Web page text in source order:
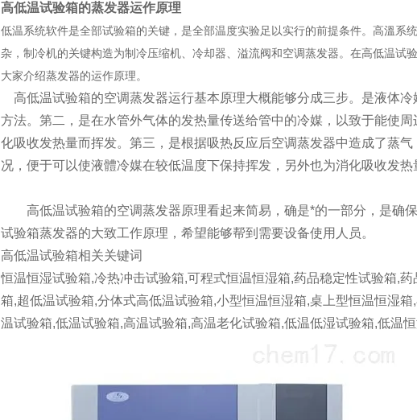
高低温试验箱的蒸发器运作原理
低温系统软件是全部试验箱的关键，是全部温度实验足以实行的前提条件。高溫系
杂，制冷机的关键构造为制冷压缩机、冷却器、溢流阀和空调蒸发器。在高低温试
大家介绍蒸发器的运作原理。
高低温试验箱的空调蒸发器运行基本原理大概能够分成三步。是液体
方法。第二，是在水管外气体的发热量传送给管中的冷媒，以致于能使
化吸收发热量而挥发。第三，是根据吸热反应后空调蒸发器中造成了蒸
况，便于可以使液體冷媒在较低温度下保持挥发，另外也为消化吸收发
高低温试验箱的空调蒸发器原理看起来简易，确是*的一部分，是确
试验箱蒸发器的大致工作原理，希望能够帮到需要设备使用人员。
高低温试验箱相关关键词
恒温恒湿试验箱,冷热冲击试验箱,可程式恒温恒湿箱,药品稳定性试验箱,
箱,超低温试验箱,分体式高低温试验箱,小型恒温恒湿箱,桌上型恒温恒湿
温试验箱,低温试验箱,高温试验箱,高温老化试验箱,低温低湿试验箱,低温